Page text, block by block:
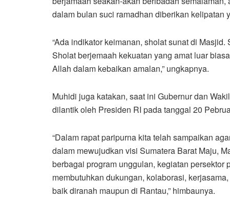
dalam bulan suci ramadhan diberikan kelipatan
“Ada indikator keimanan, sholat sunat di
Sholat berjemaah kekuatan yang amat luar
Allah dalam kebaikan amalan,” ungkapnya.
Muhidi juga katakan, saat ini Gubernur dan
dilantik oleh Presiden RI pada tanggal 20
“Dalam rapat paripurna kita telah sampaikan
dalam mewujudkan visi Sumatera Barat Maju,
berbagai program unggulan, kegiatan
membutuhkan dukungan, kolaborasi,
baik diranah maupun di Rantau,” himbaunya.